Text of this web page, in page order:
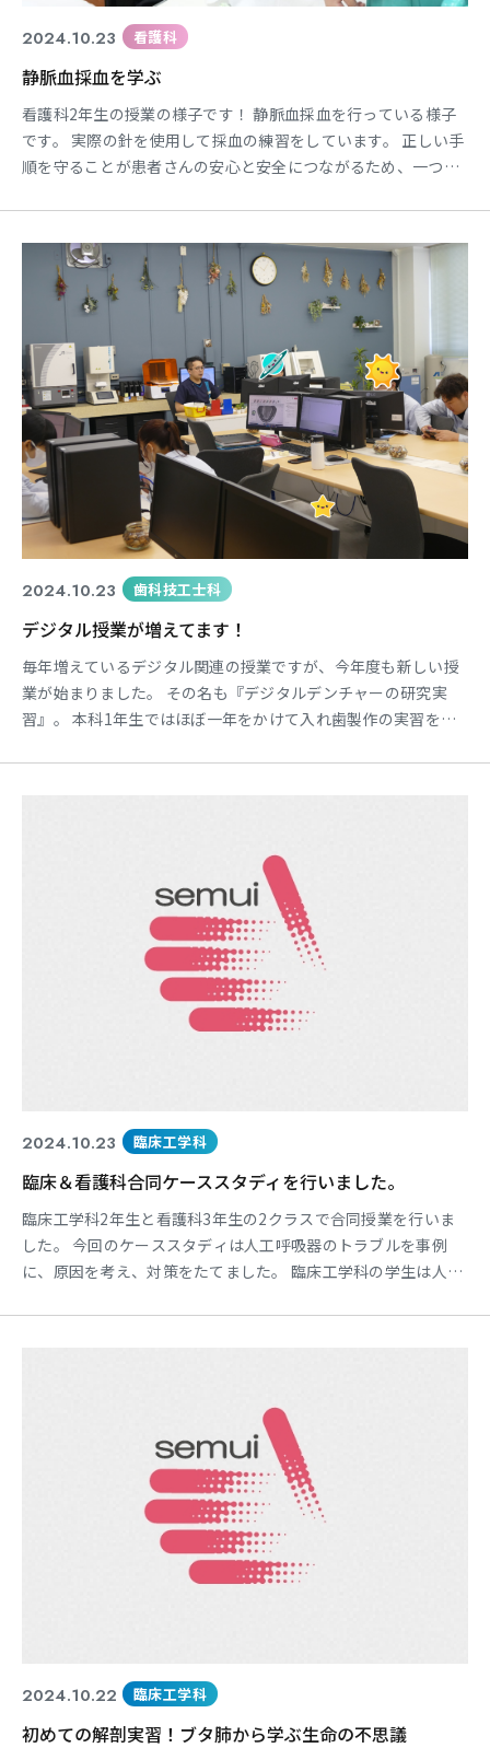
2024.10.23 看護科
静脈血採血を学ぶ
看護科2年生の授業の様子です！ 静脈血採血を行っている様子
です。 実際の針を使用して採血の練習をしています。 正しい手
順を守ることが患者さんの安心と安全につながるため、一つ一
んの中には緊張して手が震えたり、実際には針を刺していない
のに痛い気がするという子もいました。
2024.10.23 歯科技工士科
デジタル授業が増えてます！
毎年増えているデジタル関連の授業ですが、今年度も新しい授
業が始まりました。 その名も『デジタルデンチャーの研究実
習』。 本科1年生ではほぼ一年をかけて入れ歯製作の実習をみ
の入れ歯の製作を行うことで大切なことがみえてきます。 学
2024.10.23 臨床工学科
臨床＆看護科合同ケーススタディを行いました。
臨床工学科2年生と看護科3年生の2クラスで合同授業を行いま
した。 今回のケーススタディは人工呼吸器のトラブルを事例
に、原因を考え、対策をたてました。 臨床工学科の学生は人工
いろいろな要素がその異常を引き起こしているため、なぜそう
2024.10.22 臨床工学科
初めての解剖実習！ブタ肺から学ぶ生命の不思議